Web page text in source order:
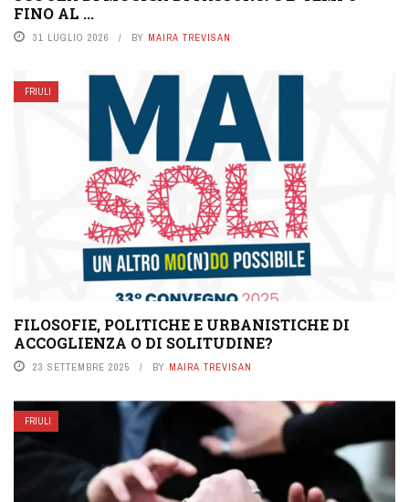
FINO AL ...
31 LUGLIO 2026 BY MAIRA TREVISAN
FRIULI
FILOSOFIE, POLITICHE E URBANISTICHE DI
ACCOGLIENZA O DI SOLITUDINE?
23 SETTEMBRE 2025 BY MAIRA TREVISAN
FRIULI